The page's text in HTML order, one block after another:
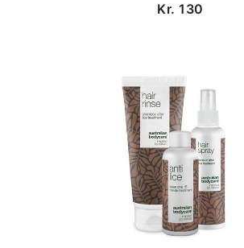
Kr. 130